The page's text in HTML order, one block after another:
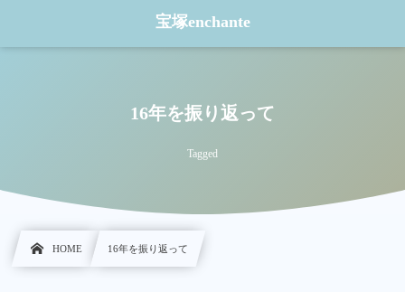
宝塚enchante
16年を振り返って
Tagged
HOME 16年を振り返って